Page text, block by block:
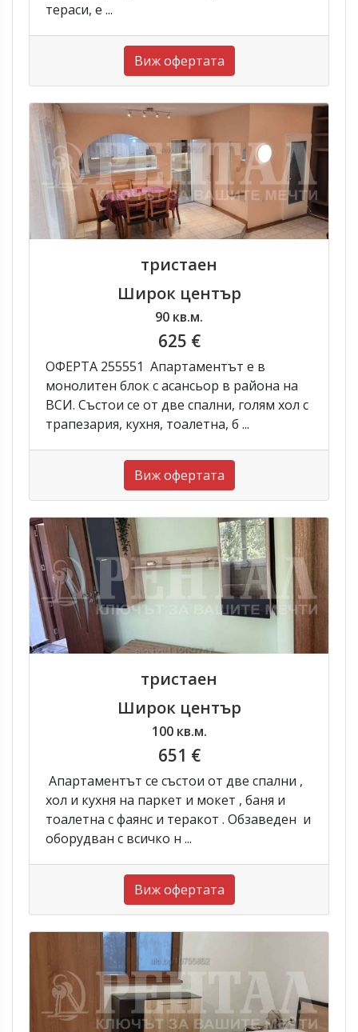
тераси, е ...
Виж офертата
тристаен
Широк център
90 кв.м.
625 €
ОФЕРТА 255551 Апартаментът е в
монолитен блок с асансьор в района на
ВСИ. Състои се от две спални, голям хол с
трапезария, кухня, тоалетна, б ...
Виж офертата
тристаен
Широк център
100 кв.м.
651 €
Апартаментът се състои от две спални ,
хол и кухня на паркет и мокет , баня и
тоалетна с фаянс и теракот . Обзаведен и
оборудван с всичко н ...
Виж офертата